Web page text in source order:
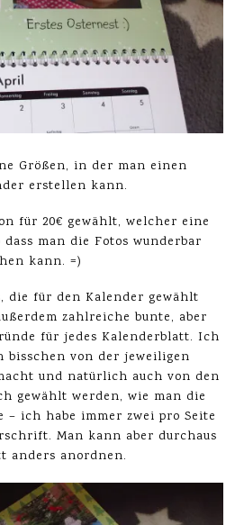
Größen, in der man einen
erstellen kann.
für 20€ gewählt, welcher eine
man die Fotos wunderbar
kann. =)
die für den Kalender gewählt
zahlreiche bunte, aber
für jedes Kalenderblatt. Ich
bisschen von der jeweiligen
und natürlich auch von den
gewählt werden, wie man die
– ich habe immer zwei pro Seite
Man kann aber durchaus
anders anordnen.